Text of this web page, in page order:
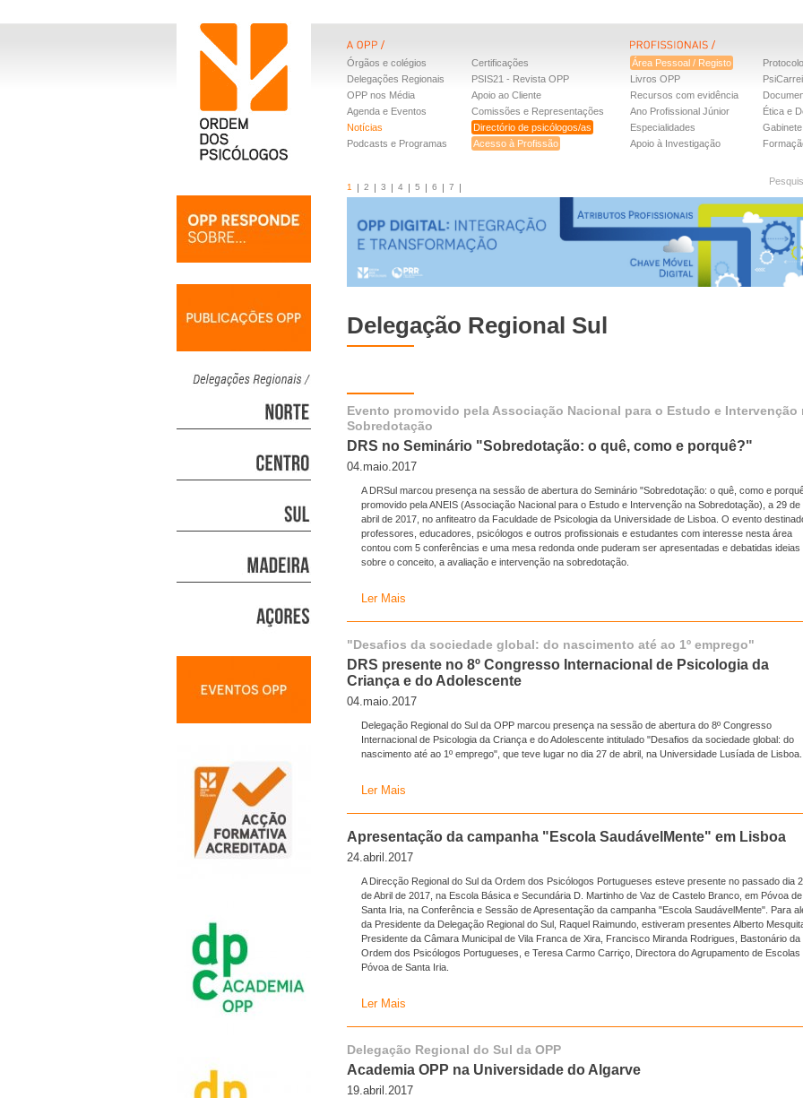
Órgãos e colégios
Delegações Regionais
OPP nos Média
Agenda e Eventos
Notícias
Podcasts e Programas
Certificações
PSIS21 - Revista OPP
Apoio ao Cliente
Comissões e Representações
Directório de psicólogos/as
Acesso à Profissão
Área Pessoal / Registo
Livros OPP
Recursos com evidência
Ano Profissional Júnior
Especialidades
Apoio à Investigação
Ética e
1 2 3 4 5 6 7
Delegação Regional Sul
Evento promovido pela Associação Nacional para o Estudo e Intervenção
Sobredotação
DRS no Seminário "Sobredotação: o quê, como e porquê?"
04.maio.2017
A DRSul marcou presença na sessão de abertura do Seminário "Sobredotação: o quê, como e
promovido pela ANEIS (Associação Nacional para o Estudo e Intervenção na Sobredotação), a 29 de
abril de 2017, no anfiteatro da Faculdade de Psicologia da Universidade de Lisboa. O evento
professores, educadores, psicólogos e outros profissionais e estudantes com interesse nesta área
contou com 5 conferências e uma mesa redonda onde puderam ser apresentadas e debatidas ideias
sobre o conceito, a avaliação e intervenção na sobredotação.
Ler Mais
"Desafios da sociedade global: do nascimento até ao 1º emprego"
DRS presente no 8º Congresso Internacional de Psicologia da
Criança e do Adolescente
04.maio.2017
Delegação Regional do Sul da OPP marcou presença na sessão de abertura do 8º Congresso
Internacional de Psicologia da Criança e do Adolescente intitulado "Desafios da sociedade global: do
nascimento até ao 1º emprego", que teve lugar no dia 27 de abril, na Universidade Lusíada de Lisboa.
Ler Mais
Apresentação da campanha "Escola SaudávelMente" em Lisboa
24.abril.2017
A Direcção Regional do Sul da Ordem dos Psicólogos Portugueses esteve presente no passado dia
de Abril de 2017, na Escola Básica e Secundária D. Martinho de Vaz de Castelo Branco, em Póvoa de
Santa Iria, na Conferência e Sessão de Apresentação da campanha "Escola SaudávelMente". Para
da Presidente da Delegação Regional do Sul, Raquel Raimundo, estiveram presentes Alberto
Presidente da Câmara Municipal de Vila Franca de Xira, Francisco Miranda Rodrigues, Bastonário da
Ordem dos Psicólogos Portugueses, e Teresa Carmo Carriço, Directora do Agrupamento de Escolas
Póvoa de Santa Iria.
Ler Mais
Delegação Regional do Sul da OPP
Academia OPP na Universidade do Algarve
19.abril.2017